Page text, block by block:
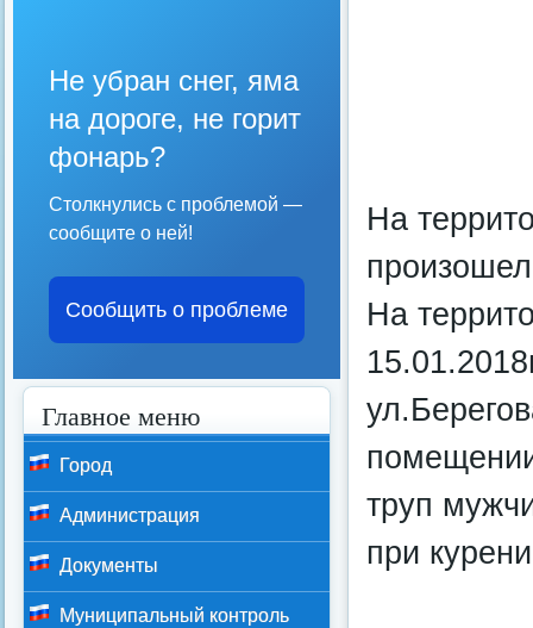
На
На
труп
при
Не убран снег, яма
на дороге, не горит
фонарь?
Столкнулись с проблемой —
сообщите о ней!
Сообщить о проблеме
Главное меню
Город
Администрация
Документы
Муниципальный контроль